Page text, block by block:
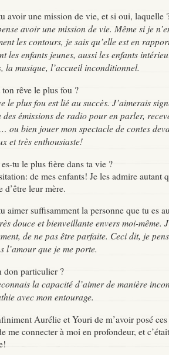
avoir une mission de vie, et si oui, laquelle
avoir une mission de vie. Même si je
les contours, je sais qu’elle est en
les enfants jeunes, aussi les enfants
la musique, l’accueil inconditionnel.
ton rêve le plus fou ?
le plus fou est lié au succès. J’aimerais
des émissions de radio pour en parler,
ou bien jouer mon spectacle de contes
et très enthousiaste!
tu le plus fière dans ta vie ?
de mes enfants! Je les admire autant
d’être leur mère.
aimer suffisamment la personne que tu es
douce et bienveillante envers moi-même.
de ne pas être parfaite. Ceci dit, je
l’amour que je me porte.
don particulier ?
la capacité d’aimer de manière
avec mon entourage.
Aurélie et Youri de m’avoir posé
me connecter à moi en profondeur, et